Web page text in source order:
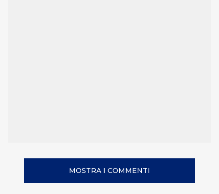
MOSTRA I COMMENTI